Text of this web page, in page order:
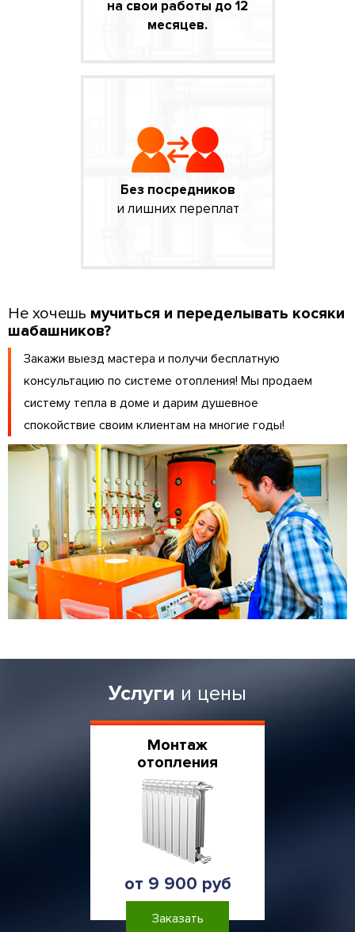
на свои работы до 12
месяцев.
Без посредников
и лишних переплат
Не хочешь мучиться и переделывать косяки
шабашников?
Закажи выезд мастера и получи бесплатную
консультацию по системе отопления! Мы продаем
систему тепла в доме и дарим душевное
спокойствие своим клиентам на многие годы!
Услуги и цены
Монтаж
отопления
от 9 900 руб
Заказать